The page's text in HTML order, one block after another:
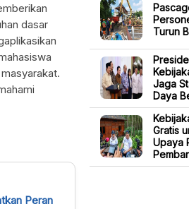
dasar
Peran
Turun
Jaga
Daya
Gratis
Upaya